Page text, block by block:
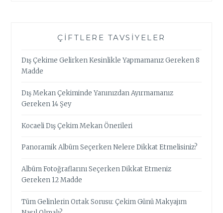
ÇIFTLERE TAVSIYELER
Dış Çekime Gelirken Kesinlikle Yapmamanız Gereken 8
Madde
Dış Mekan Çekiminde Yanınızdan Ayırmamanız
Gereken 14 Şey
Kocaeli Dış Çekim Mekan Önerileri
Panoramik Albüm Seçerken Nelere Dikkat Etmelisiniz?
Albüm Fotoğraflarını Seçerken Dikkat Etmeniz
Gereken 12 Madde
Tüm Gelinlerin Ortak Sorusu: Çekim Günü Makyajım